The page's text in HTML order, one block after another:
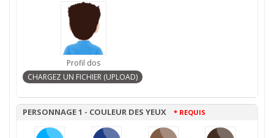
Profil dos
PERSONNAGE 1 - COULEUR DES YEUX * REQUIS